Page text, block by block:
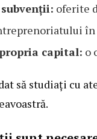
oferite
în
capital: o
să studiați cu